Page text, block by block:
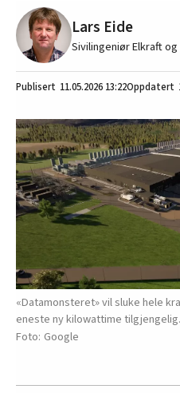
Lars Eide
Sivilingeniør Elkraft
11.05.2026 13:22
«Datamonsteret» vil sluke hele
eneste ny kilowattime tilgjengelig.
Google